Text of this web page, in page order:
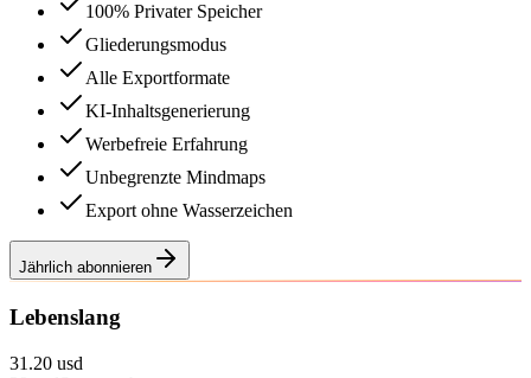
100% Privater Speicher
Gliederungsmodus
Alle Exportformate
KI-Inhaltsgenerierung
Werbefreie Erfahrung
Unbegrenzte Mindmaps
Export ohne Wasserzeichen
Jährlich abonnieren
Lebenslang
31.20 usd